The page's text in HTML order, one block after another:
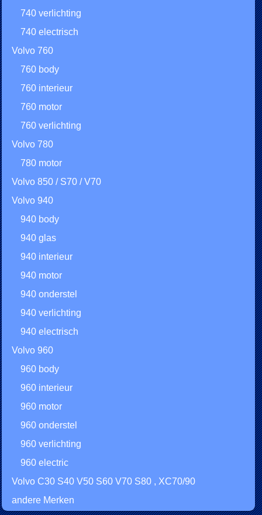
740 verlichting
740 electrisch
Volvo 760
760 body
760 interieur
760 motor
760 verlichting
Volvo 780
780 motor
Volvo 850 / S70 / V70
Volvo 940
940 body
940 glas
940 interieur
940 motor
940 onderstel
940 verlichting
940 electrisch
Volvo 960
960 body
960 interieur
960 motor
960 onderstel
960 verlichting
960 electric
Volvo C30 S40 V50 S60 V70 S80 , XC70/90
andere Merken